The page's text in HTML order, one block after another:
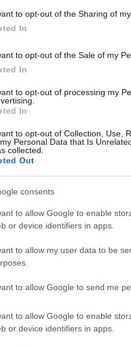
to opt-out of the Sharing of
In
to opt-out of the Sale of my
In
to opt-out of processing my
In
to opt-out of Collection, Use,
Personal Data that Is
collected.
Out
consents
to allow Google to enable
or device identifiers in apps.
to allow my user data to be
to allow Google to send me
to allow Google to enable
or device identifiers in apps.